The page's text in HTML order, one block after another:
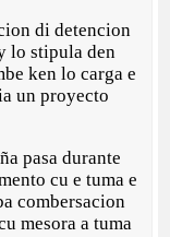
di detencion
lo stipula den
ken lo carga e
un proyecto
pasa durante
cu e tuma e
combersacion
mesora a tuma